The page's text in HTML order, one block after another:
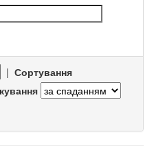
| Сортування